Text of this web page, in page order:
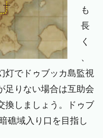
も
長
く
、
灯でドゥブッカ島監視
足りない場合は互助会
換しましょう。ドゥブ
礁域入り口を目指し